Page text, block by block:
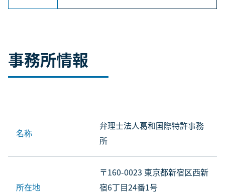
事務所情報
名称
弁理士法人葛和国際特許事務
所
所在地
〒160-0023 東京都新宿区西新
宿6丁目24番1号